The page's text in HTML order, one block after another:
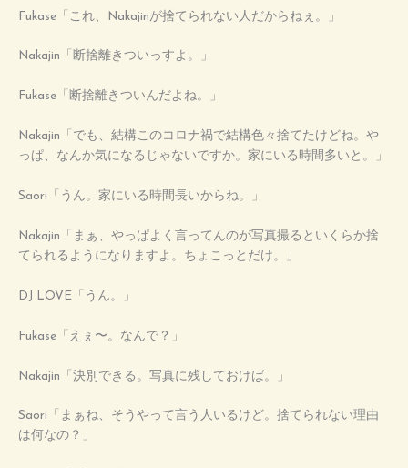
Fukase「これ、Nakajinが捨てられない人だからねぇ。」
Nakajin「断捨離きついっすよ。」
Fukase「断捨離きついんだよね。」
Nakajin「でも、結構このコロナ禍で結構色々捨てたけどね。や
っぱ、なんか気になるじゃないですか。家にいる時間多いと。」
Saori「うん。家にいる時間長いからね。」
Nakajin「まぁ、やっぱよく言ってんのが写真撮るといくらか捨
てられるようになりますよ。ちょこっとだけ。」
DJ LOVE「うん。」
Fukase「えぇ〜。なんで？」
Nakajin「決別できる。写真に残しておけば。」
Saori「まぁね、そうやって言う人いるけど。捨てられない理由
は何なの？」